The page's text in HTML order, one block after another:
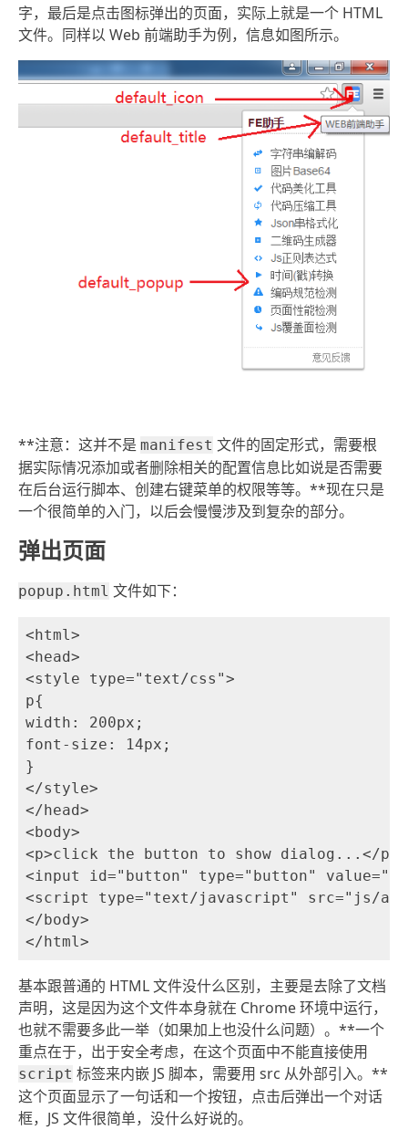
字，最后是点击图标弹出的页面，实际上就是一个 HTML
文件。同样以 Web 前端助手为例，信息如图所示。
**注意：这并不是 manifest 文件的固定形式，需要根
据实际情况添加或者删除相关的配置信息比如说是否需要
在后台运行脚本、创建右键菜单的权限等等。**现在只是
一个很简单的入门，以后会慢慢涉及到复杂的部分。
弹出页面
popup.html 文件如下：
<html>
<head>
<style type="text/css">
p{
width: 200px;
font-size: 14px;
}
</style>
</head>
<body>
<p>click the button to show dialog...</p>
<input id="button" type="button"
<script type="text/javascript" src="js/
</body>
基本跟普通的 HTML 文件没什么区别，主要是去除了文档
声明，这是因为这个文件本身就在 Chrome 环境中运行，
也就不需要多此一举（如果加上也没什么问题）。**一个
重点在于，出于安全考虑，在这个页面中不能直接使用
script 标签来内嵌 JS 脚本，需要用 src 从外部引入。**
这个页面显示了一句话和一个按钮，点击后弹出一个对话
框，JS 文件很简单，没什么好说的。